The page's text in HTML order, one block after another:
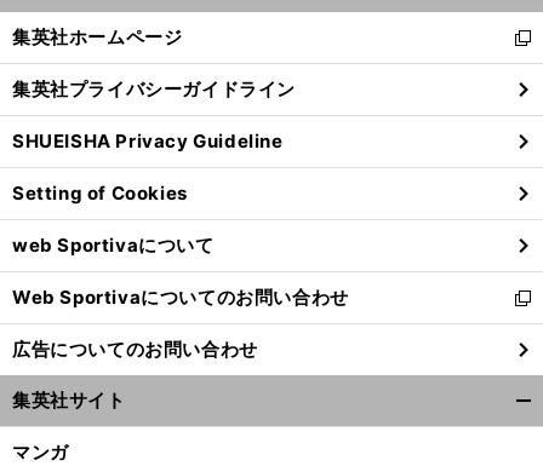
閉
る
集英社ホームページ
新
し
い
ウ
ィ
ン
ド
ウ
で
開
く
集英社プライバシーガイドライン
SHUEISHA Privacy Guideline
Setting of Cookies
web Sportivaについて
Web Sportivaについてのお問い合わせ
新
し
い
ウ
ィ
ン
広告についてのお問い合わせ
集英社サイト
マンガ